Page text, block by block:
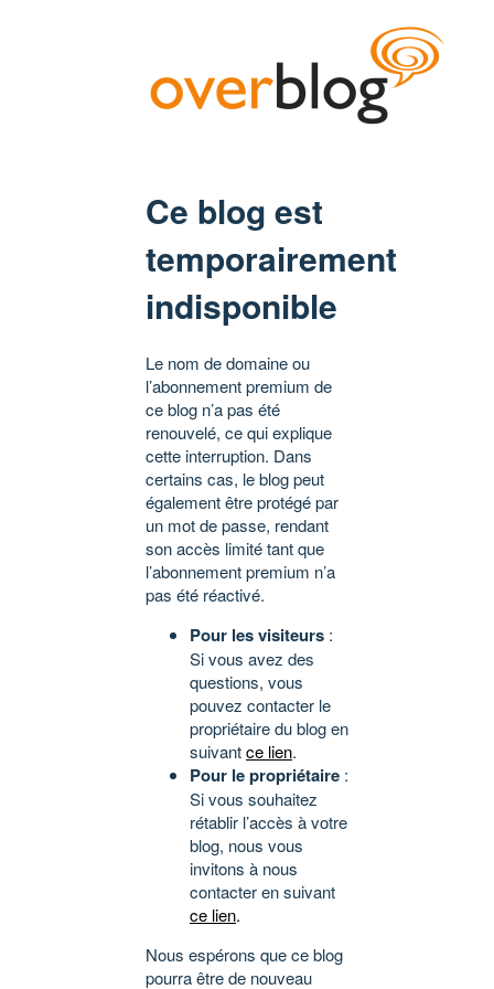
Ce blog est
temporairement
indisponible
Le nom de domaine ou
l’abonnement premium de
ce blog n’a pas été
renouvelé, ce qui explique
cette interruption. Dans
certains cas, le blog peut
également être protégé par
un mot de passe, rendant
son accès limité tant que
l’abonnement premium n’a
pas été réactivé.
Pour les visiteurs :
Si vous avez des
questions, vous
pouvez contacter le
propriétaire du blog en
suivantce lien.
Pour le propriétaire :
Si vous souhaitez
rétablir l’accès à votre
blog, nous vous
invitons à nous
contacter en suivant
ce lien.
Nous espérons que ce blog
pourra être de nouveau